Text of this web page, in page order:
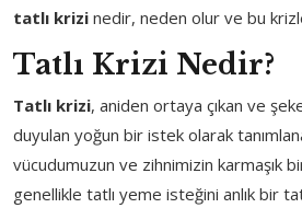
tatlı krizi nedir, neden olur ve bu
Tatlı Krizi Nedir?
Tatlı krizi, aniden ortaya çıkan ve
duyulan yoğun bir istek olarak
vücudumuzun ve zihnimizin karmaşık
genellikle tatlı yeme isteğini anlık bir